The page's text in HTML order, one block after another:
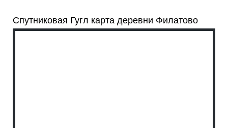
Спутниковая Гугл карта деревни Филатово